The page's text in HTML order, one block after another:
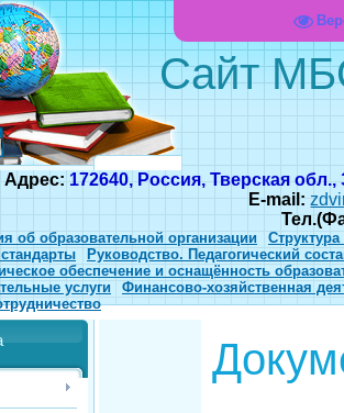
Сайт
Адрес: 172640, Россия, Тверская
E-mail:
об образовательной организации
Руководство. Педагогический
обеспечение и оснащённость
услуги
Финансово-хозяйственная